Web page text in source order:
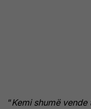
“Kemi shumë